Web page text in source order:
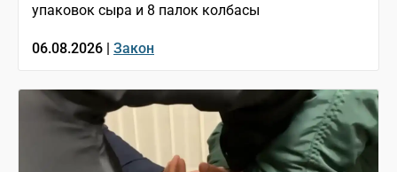
упаковок сыра и 8 палок колбасы
06.08.2026 | Закон